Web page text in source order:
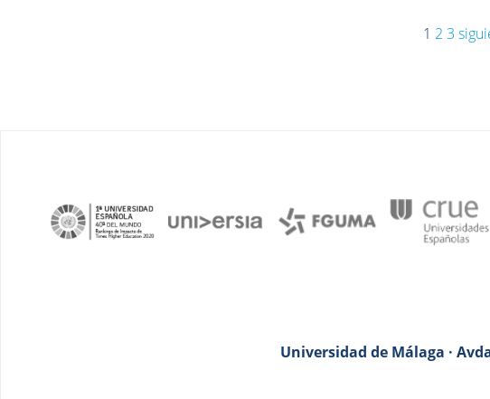
1 2 3
Universidad de Málaga ·